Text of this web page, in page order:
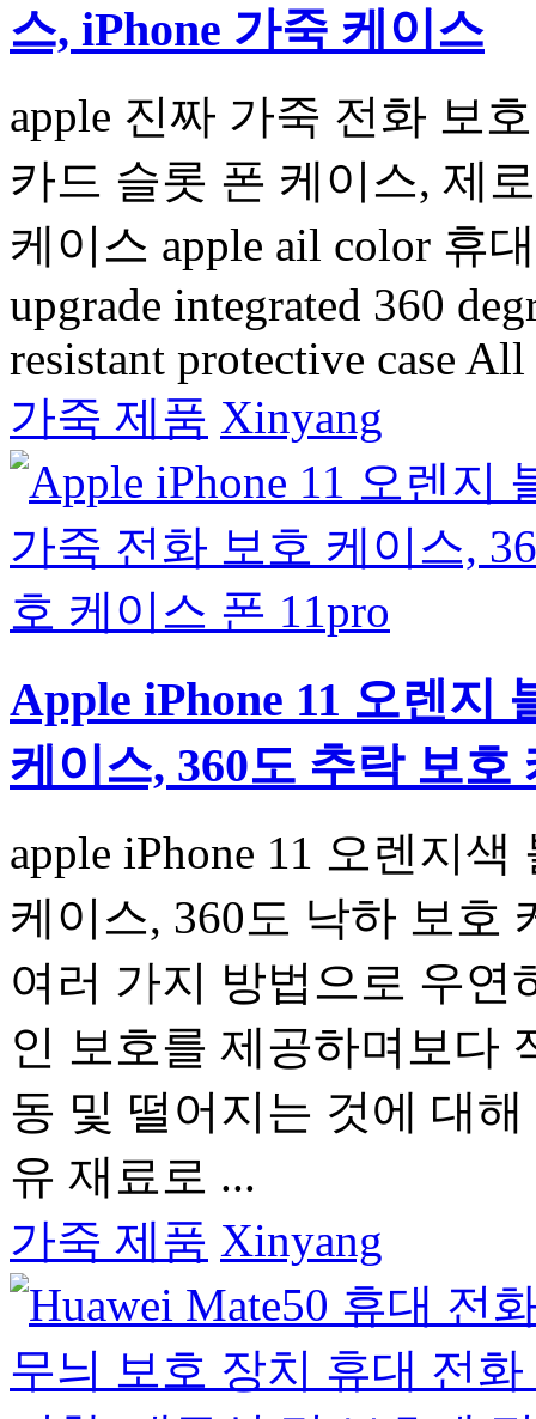
스, iPhone 가죽 케이스
apple 진짜 가죽 전화 보
카드 슬롯 폰 케이스, 제
케이스 apple ail color 휴
upgrade integrated 360
resistant protective case
가죽 제품 Xinyang
Apple iPhone 11 오렌지
케이스, 360도 추락 보호
apple iPhone 11 오렌지
케이스, 360도 낙하 보호
여러 가지 방법으로 우연
인 보호를 제공하며보다
동 및 떨어지는 것에 대
유 재료로 ...
가죽 제품 Xinyang